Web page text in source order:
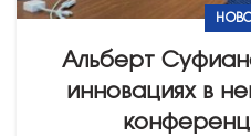
Альберт
инновациях в